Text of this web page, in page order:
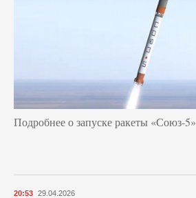
Подробнее о запуске ракеты «Союз‑5»
20:53 29.04.2026